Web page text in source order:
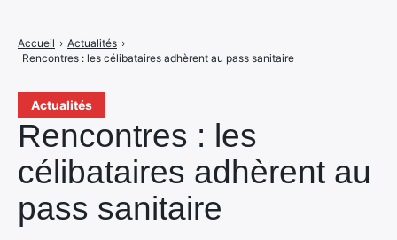
Actualités
Rencontres : les
célibataires adhèrent au
pass sanitaire
Accueil › Actualités ›
Rencontres : les célibataires adhèrent au pass sanitaire